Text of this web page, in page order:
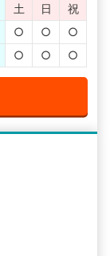
土 日
祝
○ ○
○
○ ○ ○